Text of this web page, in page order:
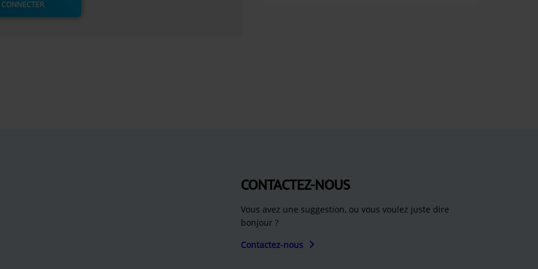
CONNECTER
CONTACTEZ-NOUS
Vous avez une suggestion, ou vous voulez juste dire
bonjour ?
Contactez-nous